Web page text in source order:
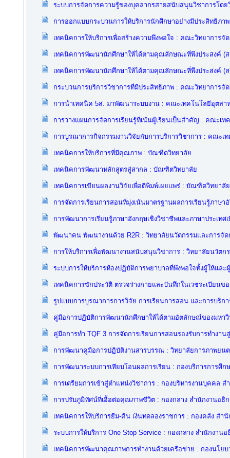
ระบบการจัดการความรู้ของบุคลากรสายสนับสนุนวิชาการโด
การออกแบบกระบวนการให้บริการนักศึกษาอย่างมีประสิทธิภ
เทคนิคการให้บริการเพื่อสร้างความพึงพอใจ : คณะวิทยาการจั
เทคนิคการพัฒนานักศึกษาให้ได้ตามคุณลักษณะที่พึงประสงค์ (
เทคนิคการพัฒนานักศึกษาให้ได้ตามคุณลักษณะที่พึงประสงค์ (
กระบวนการบริการวิชาการที่มีประสิทธิภาพ : คณะวิทยาการจั
การนำเทคนิค 5ส. มาพัฒนาระบบงาน : คณะเทคโนโลยีอุตสา
การวางแผนการจัดการเรียนรู้ที่เน้นผู้เรียนเป็นสำคัญ : คณะเท
การบูรณาการกิจกรรมงานวิจัยกับการบริการวิชาการ : คณะเ
เทคนิคการให้บริการที่มีคุณภาพ : บัณฑิตวิทยาลัย
เทคนิคการพัฒนาหลักสูตรสู่สากล : บัณฑิตวิทยาลัย
เทคนิคการเขียนผลงานวิจัยเพื่อตีพิมพ์เผยแพร่ : บัณฑิตวิทยาลัย
การจัดการเรียนการสอนที่มุ่งเน้นมาตรฐานผลการเรียนรู้ภาษ
การพัฒนาการเรียนรู้ภาษาอังกฤษเชิงวิชาชีพและภาษาประเท
พัฒนาคน พัฒนางานด้วย R2R : วิทยาลัยนวัตกรรมและการจัด
การให้บริการเพื่อพัฒนางานสนับสนุนวิชาการ : วิทยาลัยนวัตก
ระบบการให้บริการห้องปฏิบัติการพยาบาลที่พึงพอใจทั้งผู้ให้แล
เทคนิคการซักประวัติ ตรวจร่างกายและบันทึกในเวชระเบียน
รูปแบบการบูรณาการการวิจัย การเรียนการสอน และการบริ
คู่มือการปฏิบัติการพัฒนานักศึกษาให้ได้ตามอัตลักษณ์ของมหา
คู่มือการทำ TQF 3 การจัดการเรียนการสอนรองรับการทำงา
การพัฒนาคู่มือการปฏิบัติงานสารบรรณ : วิทยาลัยการภาพยน
การพัฒนาระบบการเทียบโอนผลการเรียน : กองบริการการศึก
การเตรียมการเข้าสู่ตำแหน่งวิชาการ : กองบริหารงานบุคคล ส
การปรับภูมิทัศน์ที่เอื้อต่อคุณภาพชีวิต : กองกลาง สำนักงานอธิ
เทคนิคการให้บริการยืม-คืน เงินทดลองราชการ : กองคลัง สำ
ระบบการให้บริการ One Stop Service : กองกลาง สำนักงานอ
เทคนิคการพัฒนาคุณภาพการทำงานด้วยเครือข่าย : กองนโย